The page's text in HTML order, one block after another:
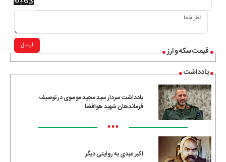
قیمت سکه و ارز
یادداشت
یادداشت سردار سید مجید موسوی در توصیف
فرماندهان شهید هوافضا
•••
اکبر عبدی به روایتی دیگر
ارسال